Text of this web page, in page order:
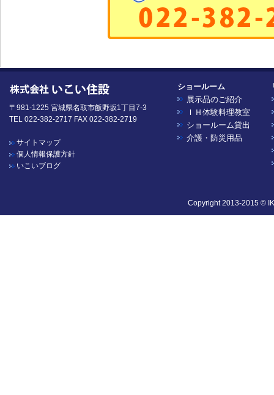
〒981-1225 宮城県名取市飯野坂1丁目7-3
TEL 022-382-2717 FAX 022-382-2719
サイトマップ
個人情報保護方針
いこいブログ
ショールーム
展示品のご紹介
ＩＨ体験料理教室
ショールーム貸出
介護・防災用品
Copyright 2013-2015 ©